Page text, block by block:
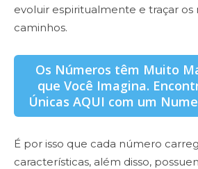
evoluir espiritualmente e traçar os
caminhos.
Os Números têm Muito
que Você Imagina.
Únicas AQUI com um
É por isso que cada número
características, além disso,